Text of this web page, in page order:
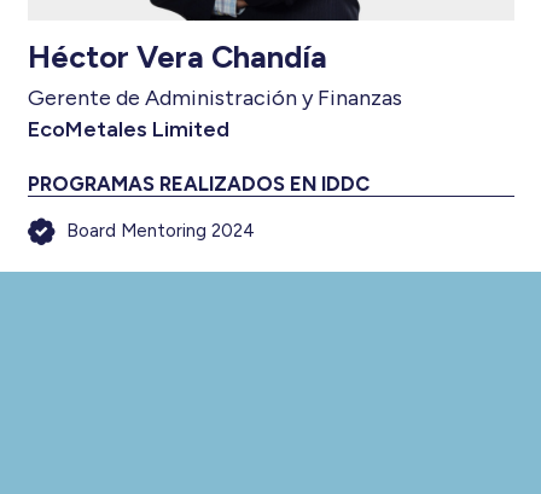
Héctor Vera Chandía
Gerente de Administración y Finanzas
EcoMetales Limited
PROGRAMAS REALIZADOS EN IDDC
Board Mentoring 2024